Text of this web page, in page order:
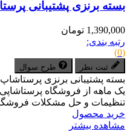
بسته برنزی پشتیبانی
1,390,000 تومان
رتبه بندی:
(0)
ثبت نظر طرح سوال
بسته پشتیبانی برنزی
یک ماهه از فروشگاه
تنظیمات و حل مشکلات
خرید محصول
مشاهده بیشتر